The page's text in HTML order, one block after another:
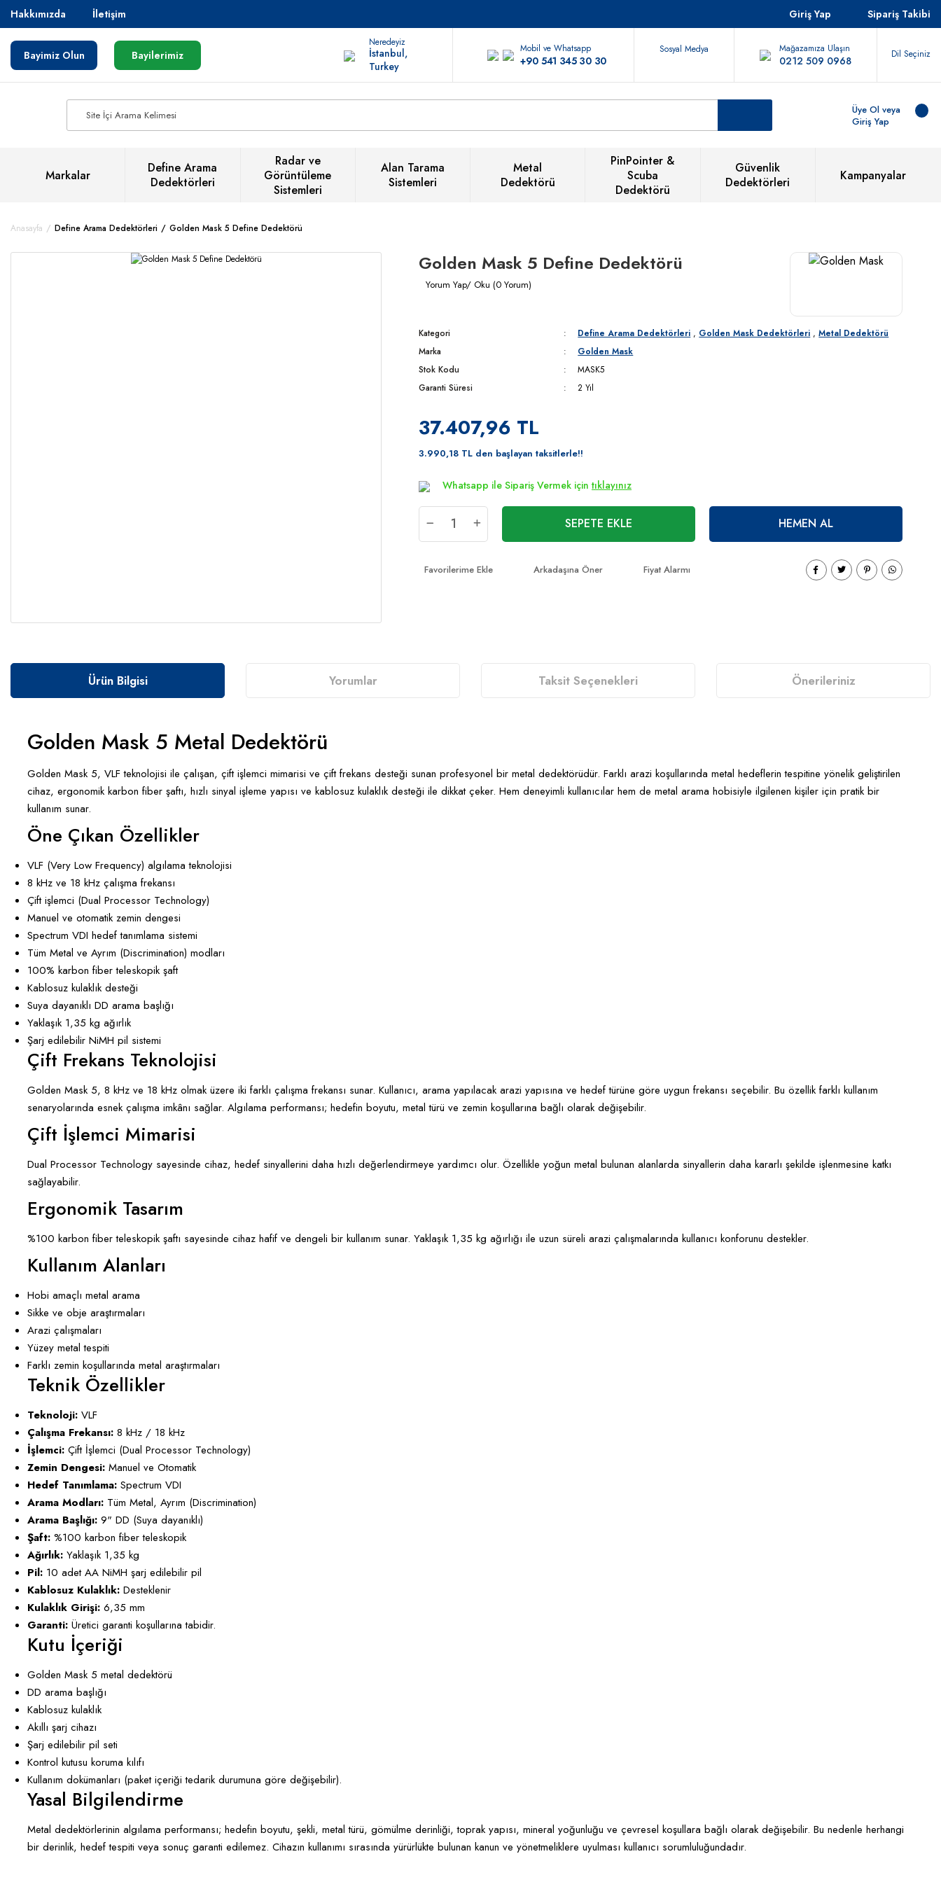
Hakkımızda İletişim Giriş Yap Sipariş Takibi
Bayimiz Olun Bayilerimiz
Neredeyiz
İstanbul,
Turkey
Mobil ve Whatsapp
+90 541 345 30 30
Sosyal Medya Mağazamıza Ulaşın
0212 509 0968 Dil Seçiniz
Üye Ol veya
Giriş Yap
Markalar
Define Arama
Dedektörleri
Radar ve
Görüntüleme
Sistemleri
Alan Tarama
Sistemleri
Metal
Dedektörü
PinPointer &
Scuba
Dedektörü
Güvenlik
Dedektörleri
Kampanyalar
Anasayfa Define Arama Dedektörleri Golden Mask 5 Define Dedektörü
Golden Mask 5 Define Dedektörü
Yorum Yap/ Oku (0 Yorum)
Kategori Define Arama Dedektörleri , Golden Mask Dedektörleri ,Metal Dedektörü
Marka
Golden Mask
Stok Kodu
MASK5
Garanti Süresi
2 Yıl
37.407,96 TL
3.990,18 TL den başlayan taksitlerle!!
Whatsapp ile Sipariş Vermek için tıklayınız
SEPETE EKLE HEMEN AL
Arkadaşına Öner Fiyat Alarmı
Ürün Bilgisi Yorumlar Taksit Seçenekleri Önerileriniz
Golden Mask 5 Metal Dedektörü
Golden Mask 5, VLF teknolojisi ile çalışan, çift işlemci mimarisi ve çift frekans desteği sunan profesyonel bir metal dedektörüdür. Farklı arazi koşullarında metal hedeflerin tespitine yönelik geliştirilen
cihaz, ergonomik karbon fiber şaftı, hızlı sinyal işleme yapısı ve kablosuz kulaklık desteği ile dikkat çeker. Hem deneyimli kullanıcılar hem de metal arama hobisiyle ilgilenen kişiler için pratik bir
kullanım sunar.
Öne Çıkan Özellikler
VLF (Very Low Frequency) algılama teknolojisi
8 kHz ve 18 kHz çalışma frekansı
Çift işlemci (Dual Processor Technology)
Manuel ve otomatik zemin dengesi
Spectrum VDI hedef tanımlama sistemi
Tüm Metal ve Ayrım (Discrimination) modları
100% karbon fiber teleskopik şaft
Kablosuz kulaklık desteği
Suya dayanıklı DD arama başlığı
Yaklaşık 1,35 kg ağırlık
Şarj edilebilir NiMH pil sistemi
Çift Frekans Teknolojisi
Golden Mask 5, 8 kHz ve 18 kHz olmak üzere iki farklı çalışma frekansı sunar. Kullanıcı, arama yapılacak arazi yapısına ve hedef türüne göre uygun frekansı seçebilir. Bu özellik farklı kullanım
senaryolarında esnek çalışma imkânı sağlar. Algılama performansı; hedefin boyutu, metal türü ve zemin koşullarına bağlı olarak değişebilir.
Çift İşlemci Mimarisi
Dual Processor Technology sayesinde cihaz, hedef sinyallerini daha hızlı değerlendirmeye yardımcı olur. Özellikle yoğun metal bulunan alanlarda sinyallerin daha kararlı şekilde işlenmesine katkı
sağlayabilir.
Ergonomik Tasarım
%100 karbon fiber teleskopik şaftı sayesinde cihaz hafif ve dengeli bir kullanım sunar. Yaklaşık 1,35 kg ağırlığı ile uzun süreli arazi çalışmalarında kullanıcı konforunu destekler.
Kullanım Alanları
Hobi amaçlı metal arama
Sikke ve obje araştırmaları
Arazi çalışmaları
Yüzey metal tespiti
Farklı zemin koşullarında metal araştırmaları
Teknik Özellikler
Teknoloji: VLF
Çalışma Frekansı: 8 kHz / 18 kHz
İşlemci: Çift İşlemci (Dual Processor Technology)
Zemin Dengesi: Manuel ve Otomatik
Hedef Tanımlama: Spectrum VDI
Arama Modları: Tüm Metal, Ayrım (Discrimination)
Arama Başlığı: 9" DD (Suya dayanıklı)
Şaft: %100 karbon fiber teleskopik
Ağırlık: Yaklaşık 1,35 kg
Pil: 10 adet AA NiMH şarj edilebilir pil
Kablosuz Kulaklık: Desteklenir
Kulaklık Girişi: 6,35 mm
Garanti: Üretici garanti koşullarına tabidir.
Kutu İçeriği
Golden Mask 5 metal dedektörü
DD arama başlığı
Kablosuz kulaklık
Akıllı şarj cihazı
Şarj edilebilir pil seti
Kontrol kutusu koruma kılıfı
Kullanım dokümanları (paket içeriği tedarik durumuna göre değişebilir).
Yasal Bilgilendirme
Metal dedektörlerinin algılama performansı; hedefin boyutu, şekli, metal türü, gömülme derinliği, toprak yapısı, mineral yoğunluğu ve çevresel koşullara bağlı olarak değişebilir. Bu nedenle herhangi
bir derinlik, hedef tespiti veya sonuç garanti edilemez. Cihazın kullanımı sırasında yürürlükte bulunan kanun ve yönetmeliklere uyulması kullanıcı sorumluluğundadır.